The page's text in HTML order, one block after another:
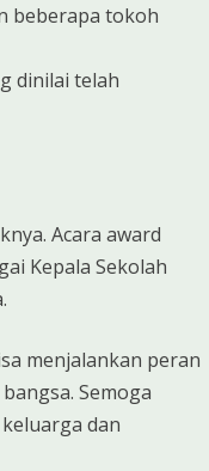
beberapa tokoh
dinilai telah
Acara award
Kepala Sekolah
menjalankan peran
Semoga
dan